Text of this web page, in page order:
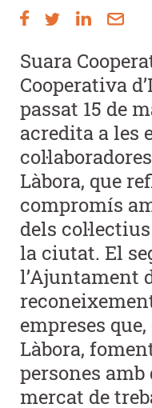
Suara
Cooperativa
passat 15 de
acredita a les
Làbora, que
compromís
dels
la ciutat. El
l’Ajuntament
empreses
Làbora,
persones
mercat de